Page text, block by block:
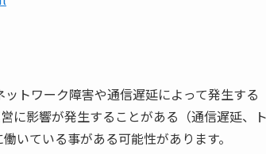
トワーク障害や通信遅延によって発生する
に影響が発生することがある（通信遅延、
いている事がある可能性があります。